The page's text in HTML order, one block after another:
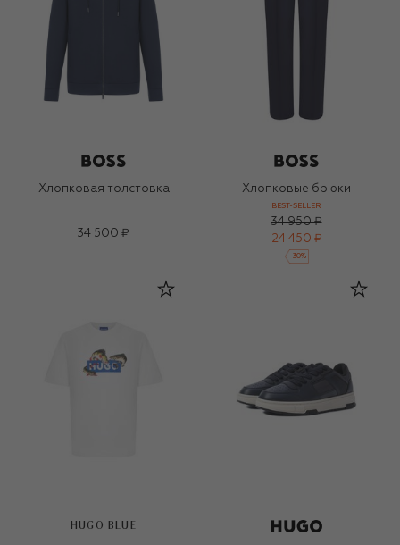
Хлопковая толстовка
34 500 ₽
Хлопковые брюки
BEST-SELLER
34 950 ₽
24 450 ₽
-30%
HUGO BLUE